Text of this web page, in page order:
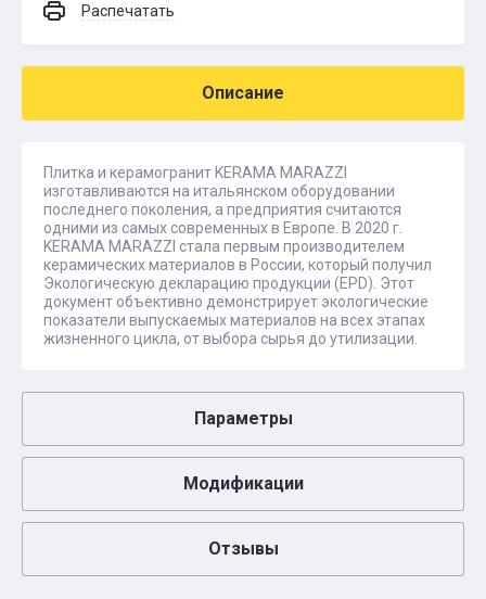
Распечатать
Описание
Плитка и керамогранит KERAMA MARAZZI
изготавливаются на итальянском оборудовании
последнего поколения, а предприятия считаются
одними из самых современных в Европе. В 2020 г.
KERAMA MARAZZI стала первым производителем
керамических материалов в России, который получил
Экологическую декларацию продукции (EPD). Этот
документ объективно демонстрирует экологические
показатели выпускаемых материалов на всех этапах
жизненного цикла, от выбора сырья до утилизации.
Параметры
Модификации
Отзывы